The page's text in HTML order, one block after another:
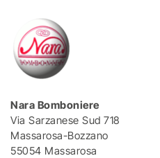
Nara Bomboniere
Via Sarzanese Sud 718
Massarosa-Bozzano
55054 Massarosa